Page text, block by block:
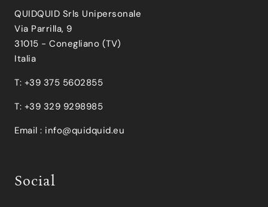
QUIDQUID Srls Unipersonale
Via Parrilla, 9
31015 - Conegliano (TV)
Italia
T: +39 375 5602855
T: +39 329 9298985
Email : info@quidquid.eu
Social